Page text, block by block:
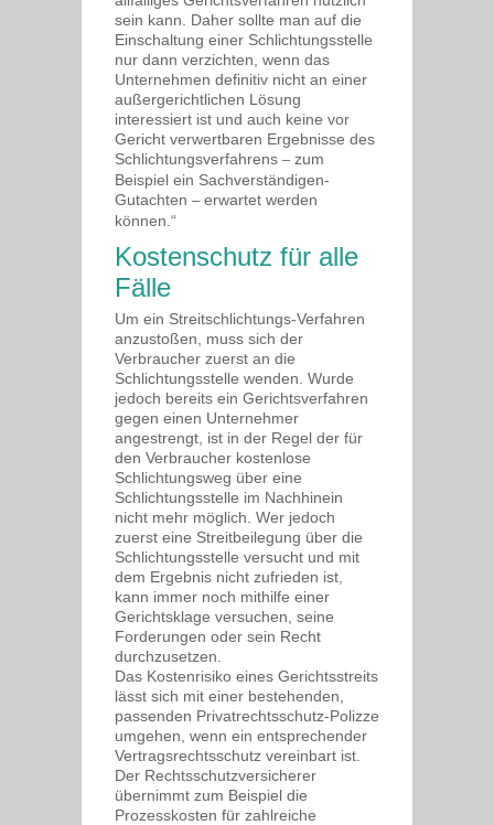
sein kann. Daher sollte man auf die
Einschaltung einer Schlichtungsstelle
nur dann verzichten, wenn das
Unternehmen definitiv nicht an einer
außergerichtlichen Lösung
interessiert ist und auch keine vor
Gericht verwertbaren Ergebnisse des
Schlichtungsverfahrens –zum
Beispiel ein Sachverständigen-
Gutachten –erwartet werden
können.“
Kostenschutz für alle
Fälle
Um ein Streitschlichtungs-Verfahren
anzustoßen, muss sich der
Verbraucher zuerst an die
Schlichtungsstelle wenden. Wurde
jedoch bereits ein Gerichtsverfahren
gegen einen Unternehmer
angestrengt, ist in der Regel der für
den Verbraucher kostenlose
Schlichtungsweg über eine
Schlichtungsstelle im Nachhinein
nicht mehr möglich. Wer jedoch
zuerst eine Streitbeilegung über die
Schlichtungsstelle versucht und mit
dem Ergebnis nicht zufrieden ist,
kann immer noch mithilfe einer
Gerichtsklage versuchen, seine
Forderungen oder sein Recht
durchzusetzen.
Das Kostenrisiko eines Gerichtsstreits
lässt sich mit einer bestehenden,
passenden Privatrechtsschutz-Polizze
umgehen, wenn ein entsprechender
Vertragsrechtsschutz vereinbart ist.
Der Rechtsschutzversicherer
übernimmt zum Beispiel die
Prozesskosten für zahlreiche